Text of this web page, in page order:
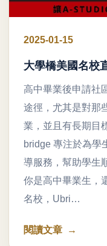
2025-01-15
大學橋美國名校
高中畢業後申請社
途徑，尤其是對那
業，並且有長期目
bridge 專注於為學
導服務，幫助學生
你是高中畢業生，
名校，Ubri…
閱讀文章